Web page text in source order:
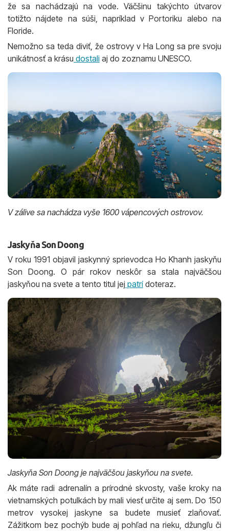
že sa nachádzajú na vode. Väčšinu takýchto útvarov
totižto nájdete na súši, napríklad v Portoriku alebo na
Floride.
Nemožno sa teda diviť, že ostrovy v Ha Long sa pre svoju
unikátnosť a krásu dostali aj do zoznamu UNESCO.
V zálive sa nachádza vyše 1600 vápencových ostrovov.
Jaskyňa Son Doong
V roku 1991 objavil jaskynný sprievodca Ho Khanh jaskyňu
Son Doong. O pár rokov neskôr sa stala najväčšou
jaskyňou na svete a tento titul jej patrí doteraz.
Jaskyňa Son Doong je najväčšou jaskyňou na svete.
Ak máte radi adrenalín a prírodné skvosty, vaše kroky na
vietnamských potulkách by mali viesť určite aj sem. Do 150
metrov vysokej jaskyne sa budete musieť zlaňovať.
Zážitkom bez pochýb bude aj pohľad na rieku, džungľu či